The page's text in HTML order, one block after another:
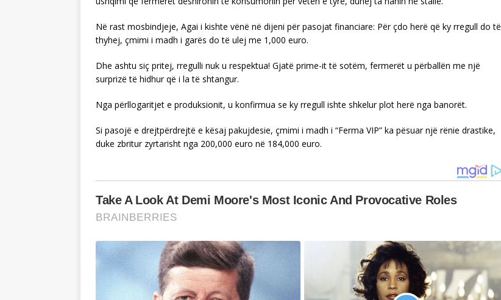
Në rast mosbindjeje, Agai i kishte vënë në dijeni për pasojat financiare: Për çdo herë që ky rregull do të
thyhej, çmimi i madh i garës do të ulej me 1,000 euro.
Dhe ashtu siç pritej, rregulli nuk u respektua! Gjatë prime-it të sotëm, fermerët u përballën me një
surprizë të hidhur që i la të shtangur.
Nga përllogaritjet e produksionit, u konfirmua se ky rregull ishte shkelur plot herë nga banorët.
Si pasojë e drejtpërdrejtë e kësaj pakujdesie, çmimi i madh i “Ferma VIP” ka pësuar një rënie drastike,
duke zbritur zyrtarisht nga 200,000 euro në 184,000 euro.